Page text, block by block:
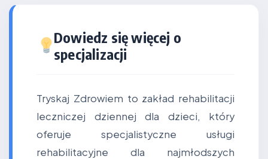
Dowiedz się więcej o
specjalizacji
Tryskaj Zdrowiem to zakład rehabilitacji
leczniczej dziennej dla dzieci, który
oferuje specjalistyczne usługi
rehabilitacyjne dla najmłodszych